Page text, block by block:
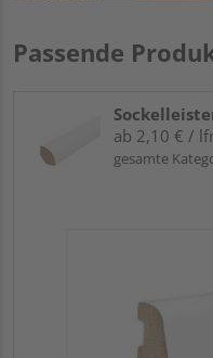
Passende
ab 2,10 € /
gesamte